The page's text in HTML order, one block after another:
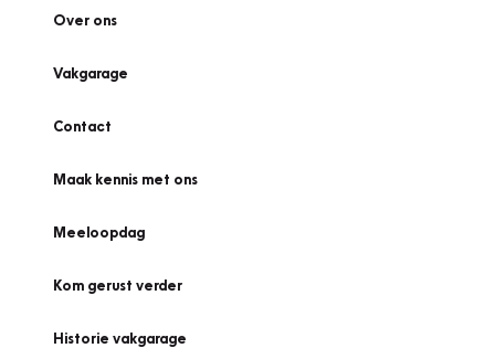
Over ons
Vakgarage
Contact
Maak kennis met ons
Meeloopdag
Kom gerust verder
Historie vakgarage